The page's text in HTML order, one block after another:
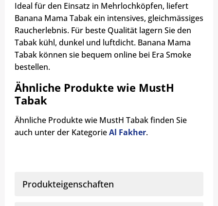
Ideal für den Einsatz in Mehrlochköpfen, liefert
Banana Mama Tabak ein intensives, gleichmässiges
Raucherlebnis. Für beste Qualität lagern Sie den
Tabak kühl, dunkel und luftdicht. Banana Mama
Tabak können sie bequem online bei Era Smoke
bestellen.
Ähnliche Produkte wie MustH
Tabak
Ähnliche Produkte wie MustH Tabak finden Sie
auch unter der KategorieAl Fakher.
Produkteigenschaften